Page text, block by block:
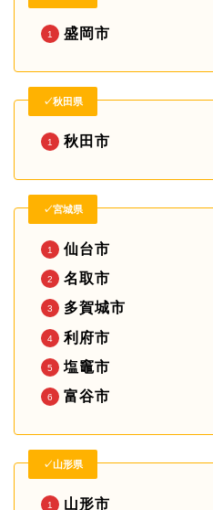
盛岡市
✓秋田県
秋田市
✓宮城県
仙台市
名取市
多賀城市
利府市
塩竈市
富谷市
✓山形県
山形市